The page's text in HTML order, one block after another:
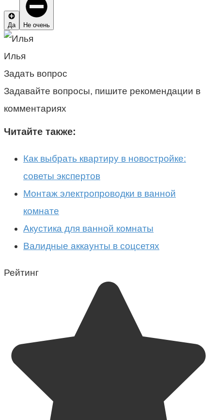
Да Не очень
Илья
Задать вопрос
Задавайте вопросы, пишите рекомендации в
комментариях
Читайте также:
Как выбрать квартиру в новостройке:
советы экспертов
Монтаж электропроводки в ванной
комнате
Акустика для ванной комнаты
Валидные аккаунты в соцсетях
Рейтинг